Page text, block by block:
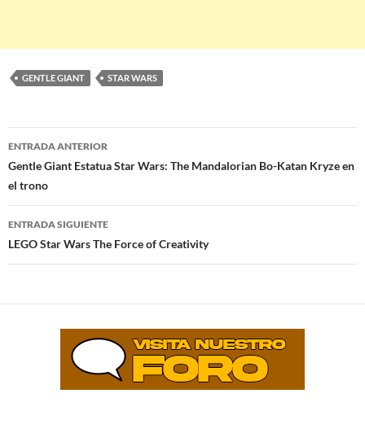
GENTLE GIANT STAR WARS
Navegación
de
entradas
ENTRADA ANTERIOR
Gentle Giant Estatua Star Wars: The Mandalorian Bo-Katan Kryze en
el trono
ENTRADA SIGUIENTE
LEGO Star Wars The Force of Creativity